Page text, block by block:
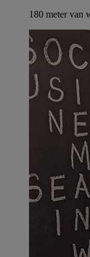
180 meter van